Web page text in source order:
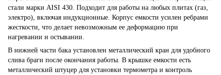
стали марки AISI 430. Подходит для работы на любых плитах (газ,
электро), включая индукционные. Корпус емкости усилен ребрами
жесткости, что делает невозможным ее деформацию при
нагревании и остывании.
В нижней части бака установлен металлический кран для удобного
слива браги после окончания работы. В крышке емкости есть
металлический штуцер для установки термометра и контроль